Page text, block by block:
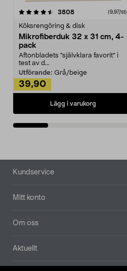
3808recensioner (9,97/st)
Köksrengöring & disk
Mikrofiberduk 32 x 31 cm, 4-
pack
Aftonbladets "självklara favorit” i
test av d...
Utförande: Grå/beige
39,90
Lägg i varukorg
4.0av 5 stjärnor
Sidfot
Kundservice
Mitt konto
Om oss
Aktuellt